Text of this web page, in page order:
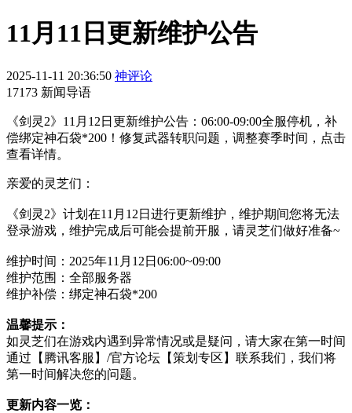
11月11日更新维护公告
2025-11-11 20:36:50 神评论
17173 新闻导语
《剑灵2》11月12日更新维护公告：06:00-09:00全服停机，补
偿绑定神石袋*200！修复武器转职问题，调整赛季时间，点击
查看详情。
亲爱的灵芝们：
《剑灵2》计划在11月12日进行更新维护，维护期间您将无法
登录游戏，维护完成后可能会提前开服，请灵芝们做好准备~
维护时间：2025年11月12日06:00~09:00
维护范围：全部服务器
维护补偿：绑定神石袋*200
温馨提示：
如灵芝们在游戏内遇到异常情况或是疑问，请大家在第一时间
通过【腾讯客服】/官方论坛【策划专区】联系我们，我们将
第一时间解决您的问题。
更新内容一览：